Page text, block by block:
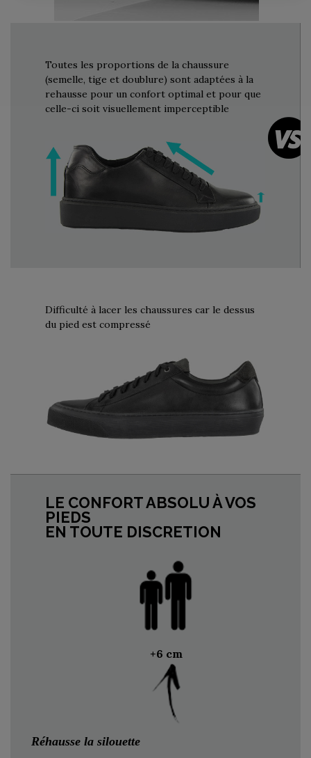
Toutes les proportions de la chaussure
(semelle, tige et doublure) sont adaptées à la
rehausse pour un confort optimal et pour que
celle-ci soit visuellement imperceptible
Difficulté à lacer les chaussures car le dessus
du pied est compressé
LE CONFORT ABSOLU À VOS
PIEDS
EN TOUTE DISCRETION
+6 cm
Réhausse la silouette